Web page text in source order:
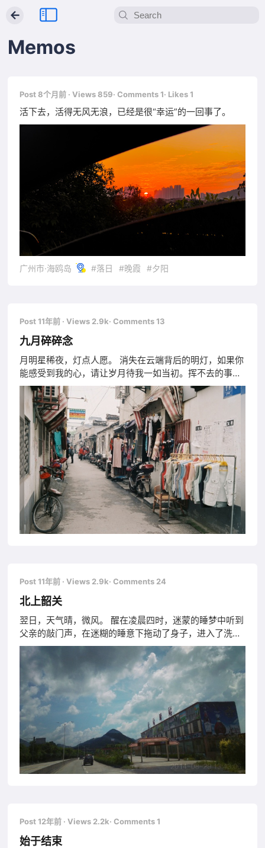
←
Memos
Post 8个月前 · Views 859· Comments 1· Likes 1
活下去，活得无风无浪，已经是很“幸运”的一回事了。
广州市·海鸥岛 #落日 #晚霞 #夕阳
Post 11年前 · Views 2.9k· Comments 13
九月碎碎念
月明星稀夜，灯点人愿。 消失在云端背后的明灯，如果你
能感受到我的心，请让岁月待我一如当初。挥不去的事，
散不了的人，都一刹那成为永恒。 活于世上唯一的印记，
不过是纠缠的借口，最后各自安好，深埋的记忆或许都是
是每个人最初的痛。2014年9月9日 &nbsp; &nbsp;
&nbsp;
Post 11年前 · Views 2.9k· Comments 24
北上韶关
翌日，天气晴，微风。 醒在凌晨四时，迷蒙的睡梦中听到
父亲的敲门声，在迷糊的睡意下拖动了身子，进入了洗漱
间清理了脸上一夜的污垢，南城北上韶关。（300公里）
这是我第一次是在不认识路的情况下出远门，匆忙拿上了
半残不废的导航仪。把家里的门窗紧锁后，摸着粘稠的黑
夜缓慢前行，由于当时的时间是凌晨四点二十分，天色仍
然是一片漆黑。骑着机车约莫还是能看
Post 12年前 · Views 2.2k· Comments 1
始于结束